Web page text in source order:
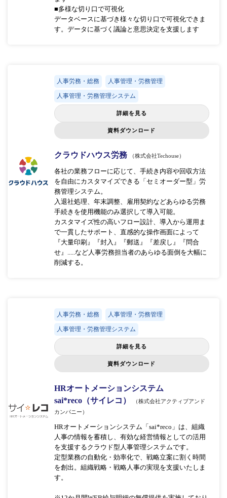
■多様な切り口で可視化
データベースに基づき様々な切り口で可視化できま
す。データに基づく議論と意思決定を支援します
人事労務・総務 人事管理・労務管理
人事管理・労務管理システム
詳細を見る
資料ダウンロード
クラウドハウス労務 （株式会社Techouse）
各社の業務フローに応じて、手続き内容や回収方法
を自由にカスタマイズできる「セミオーダー型」労
務管理システム。
入退社処理、年末調整、雇用契約などあらゆる労務
手続きを使用機能のみ選択して導入可能。
カスタマイズ性の高いフロー設計、導入から運用ま
で一貫したサポート、直感的な操作画面によって
『大量印刷』『封入』『郵送』『差戻し』『問合
せ』.....など人事労務担当者のあらゆる面倒を大幅に
削減する。
人事労務・総務 人事管理・労務管理
人事管理・労務管理システム
詳細を見る
資料ダウンロード
HRオートメーションシステム
sai*reco（サイレコ）
（株式会社アクティブアンド
カンパニー）
HRオートメーションシステム「sai*reco」は、組織
人事の情報を蓄積し、有効な経営情報としての活用
を支援するクラウド型人事管理システムです。
定型業務の自動化・効率化で、戦略立案に割く時間
を創出。組織戦略・戦略人事の実現を支援いたしま
す。